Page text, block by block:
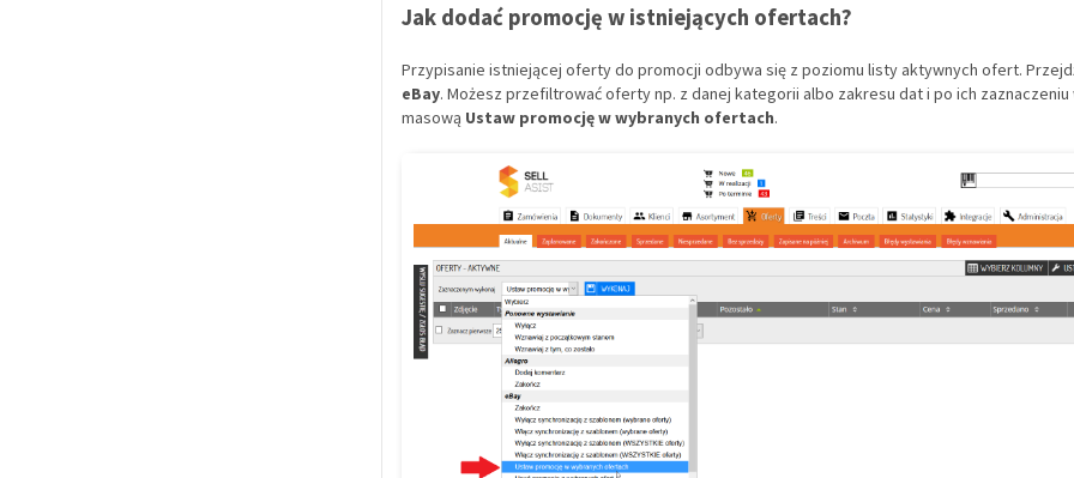
Jak dodać promocję w istniejących ofertach?
Przypisanie istniejącej oferty do promocji odbywa się z poziomu listy aktywnych ofert.
eBay. Możesz przefiltrować oferty np. z danej kategorii albo zakresu dat i po ich zaznaczeniu
masową Ustaw promocję w wybranych ofertach.